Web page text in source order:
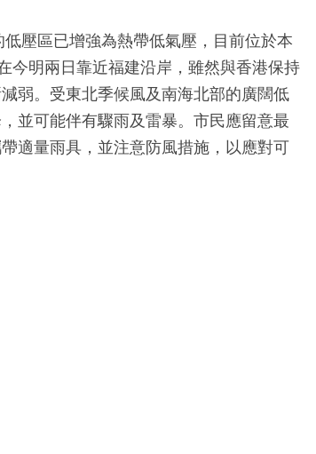
壓區已增強為熱帶低氣壓，目前位於本
今明兩日靠近福建沿岸，雖然與香港保持
弱。受東北季候風及南海北部的廣闊低
並可能伴有驟雨及雷暴。市民應留意最
適量雨具，並注意防風措施，以應對可